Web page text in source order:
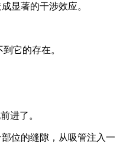
显著的干涉效应。
它的存在。
进了。
位的缝隙，从吸管注入一